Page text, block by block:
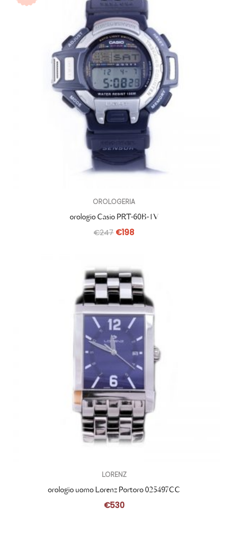
OROLOGERIA
orologio Casio PRT-60B-1V
€247 €198
LORENZ
orologio uomo Lorenz Portoro 025497CC
€530